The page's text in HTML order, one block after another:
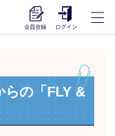
らの「FLY &